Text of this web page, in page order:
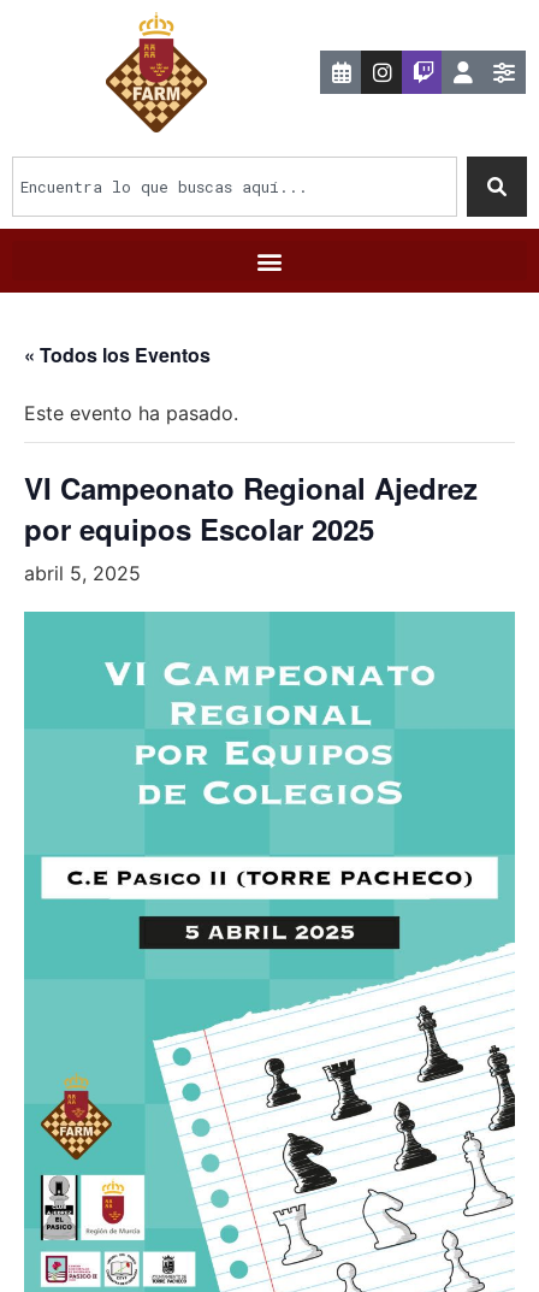
« Todos los Eventos
Este evento ha pasado.
VI Campeonato Regional Ajedrez
por equipos Escolar 2025
abril 5, 2025